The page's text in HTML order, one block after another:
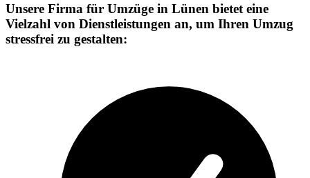
Unsere Firma für Umzüge in Lünen bietet eine
Vielzahl von Dienstleistungen an, um Ihren Umzug
stressfrei zu gestalten: